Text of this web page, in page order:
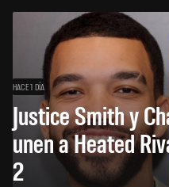
HACE 1 DÍA
Justice Smith y
unen a Heated
2